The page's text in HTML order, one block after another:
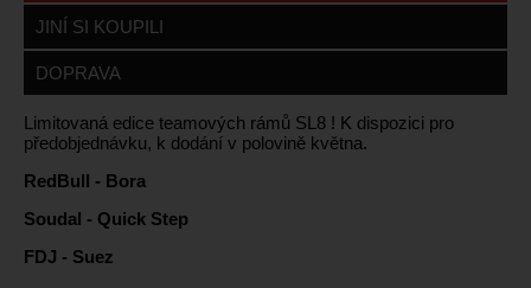
JINÍ SI KOUPILI
DOPRAVA
Limitovaná edice teamových rámů SL8 ! K dispozici pro
předobjednávku, k dodání v polovině května.
RedBull - Bora
Soudal - Quick Step
FDJ - Suez